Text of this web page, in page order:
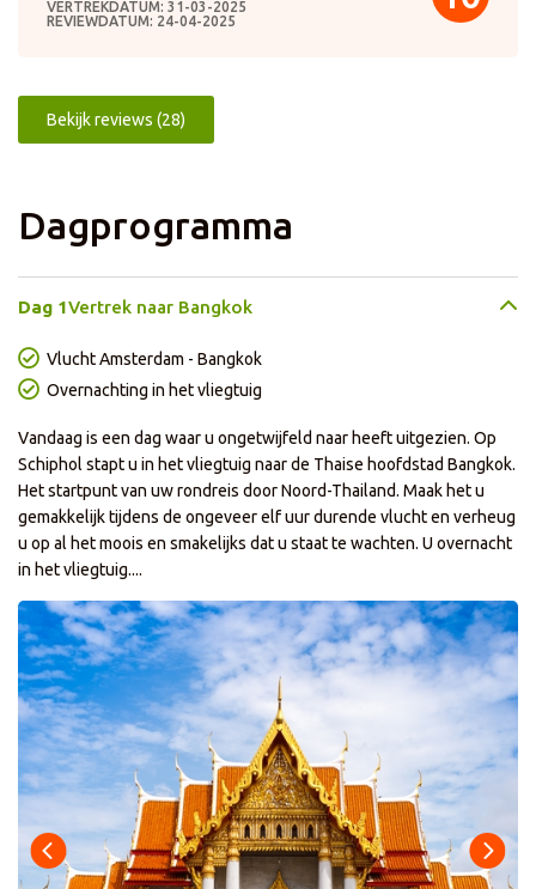
VERTREKDATUM: 31-03-2025
REVIEWDATUM: 24-04-2025
Bekijk reviews (28)
Dagprogramma
Dag 1Vertrek naar Bangkok
Vlucht Amsterdam - Bangkok
Overnachting in het vliegtuig
Vandaag is een dag waar u ongetwijfeld naar heeft uitgezien. Op
Schiphol stapt u in het vliegtuig naar de Thaise hoofdstad Bangkok.
Het startpunt van uw rondreis door Noord-Thailand. Maak het u
gemakkelijk tijdens de ongeveer elf uur durende vlucht en verheug
u op al het moois en smakelijks dat u staat te wachten. U overnacht
in het vliegtuig....